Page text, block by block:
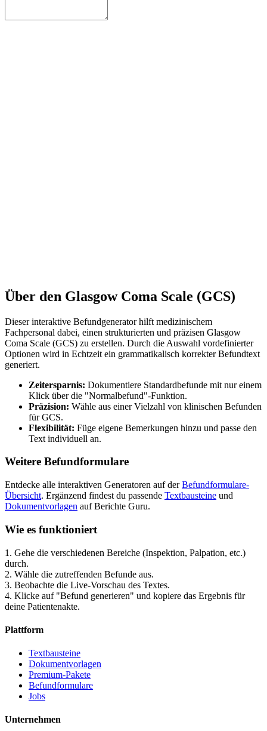
Über den Glasgow Coma Scale (GCS)
Dieser interaktive Befundgenerator hilft medizinischem
Fachpersonal dabei, einen strukturierten und präzisen Glasgow
Coma Scale (GCS) zu erstellen. Durch die Auswahl vordefinierter
Optionen wird in Echtzeit ein grammatikalisch korrekter Befundtext
generiert.
Zeitersparnis: Dokumentiere Standardbefunde mit nur einem
Klick über die "Normalbefund"-Funktion.
Präzision: Wähle aus einer Vielzahl von klinischen Befunden
fürGCS.
Flexibilität: Füge eigene Bemerkungen hinzu und passe den
Text individuell an.
Weitere Befundformulare
Entdecke alle interaktiven Generatoren auf der Befundformulare-
Übersicht. Ergänzend findest du passende Textbausteine und
Dokumentvorlagen auf Berichte Guru.
Wie es funktioniert
1. Gehe die verschiedenen Bereiche (Inspektion, Palpation, etc.)
durch.
2. Wähle die zutreffenden Befunde aus.
3. Beobachte die Live-Vorschau des Textes.
4. Klicke auf "Befund generieren" und kopiere das Ergebnis für
deine Patientenakte.
Plattform
Textbausteine
Dokumentvorlagen
Premium-Pakete
Befundformulare
Jobs
Unternehmen